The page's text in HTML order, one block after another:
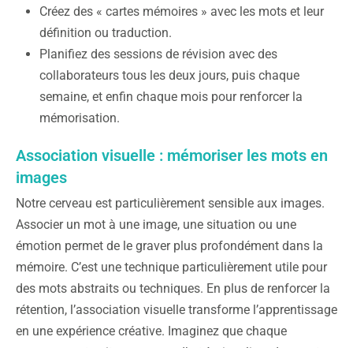
Créez des « cartes mémoires » avec les mots et leur
définition ou traduction.
Planifiez des sessions de révision avec des
collaborateurs tous les deux jours, puis chaque
semaine, et enfin chaque mois pour renforcer la
mémorisation.
Association visuelle : mémoriser les mots en
images
Notre cerveau est particulièrement sensible aux images.
Associer un mot à une image, une situation ou une
émotion permet de le graver plus profondément dans la
mémoire. C’est une technique particulièrement utile pour
des mots abstraits ou techniques. En plus de renforcer la
rétention, l’association visuelle transforme l’apprentissage
en une expérience créative. Imaginez que chaque